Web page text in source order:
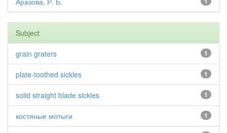
Subject
1
grain graters
1
plate-toothed sickles
1
solid straight blade sickles
1
костяные мотыги